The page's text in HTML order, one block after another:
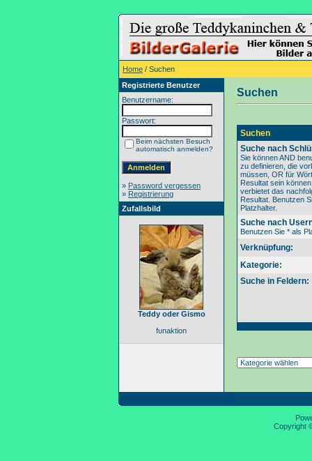
Home / Suchen
Registrierte Benutzer
Benutzername:
Passwort:
Beim nächsten Besuch
automatisch anmelden?
» Password vergessen
» Registrierung
Zufallsbild
Teddy oder Gismo
funaktion
Suchen
Suchen
Suche nach
Sie können AND
zu definieren, die
müssen, OR für
Resultat sein
verbietet das
Resultat. Benutzen
Platzhalter.
Suche nach
Benutzen Sie * als
Verknüpfung:
Kategorie:
Suche in Feldern:
Copyright